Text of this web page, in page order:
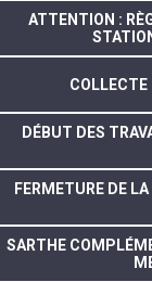
ATTENTION :
COLLECTE
DÉBUT DES
FERMETURE DE
SARTHE